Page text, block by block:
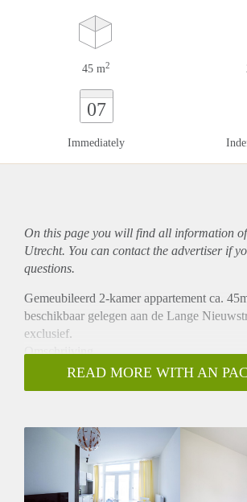
45 m2
07
Immediately
On this page you will find all information
Utrecht. You can contact the advertiser if
questions.
Gemeubileerd 2-kamer appartement ca.
beschikbaar gelegen aan de Lange
exclusief.
Omschrijving
Dit volledig gemeubileerde appartement is
grond van dit pand. Bij binnenkomst heeft u
toegang tot de boven verdieping waar zich
bevindt. De badkamer is v.v. een douche,
wasmachine aansluiting. Het appartement
toilet.
READ MORE WITH AN